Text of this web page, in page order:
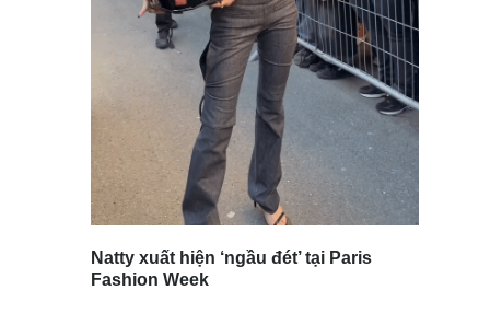
Natty xuất hiện ‘ngầu đét’ tại Paris
Fashion Week